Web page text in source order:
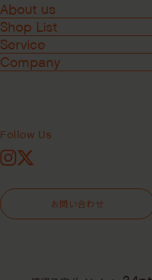
About us
Shop List
Service
Company
Follow Us
Instagram
X
お問い合わせ